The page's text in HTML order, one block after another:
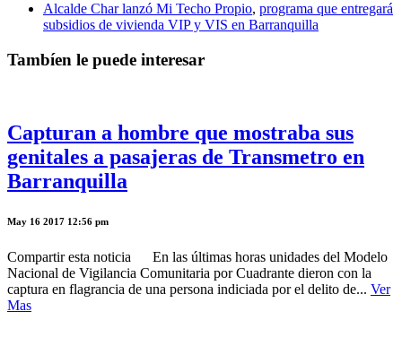
Alcalde Char lanzó Mi Techo Propio, programa que entregará
subsidios de vivienda VIP y VIS en Barranquilla
Tambíen le puede interesar
Capturan a hombre que mostraba sus
genitales a pasajeras de Transmetro en
Barranquilla
May 16 2017 12:56 pm
Compartir esta noticia En las últimas horas unidades del Modelo
Nacional de Vigilancia Comunitaria por Cuadrante dieron con la
captura en flagrancia de una persona indiciada por el delito de... Ver
Mas